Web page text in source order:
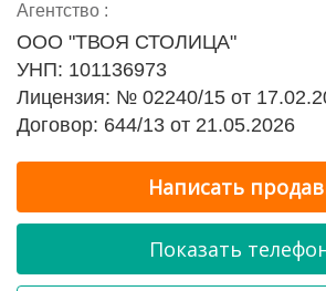
Агентство :
ООО "ТВОЯ СТОЛИЦА"
УНП: 101136973
Лицензия: № 02240/15 от
Договор: 644/13 от 21.05.2026
Написать
Показать